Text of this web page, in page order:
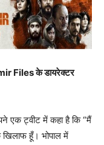
Files के डायरेक्टर
एक ट्वीट में कहा है कि “मैं
हूँ। भोपाल में